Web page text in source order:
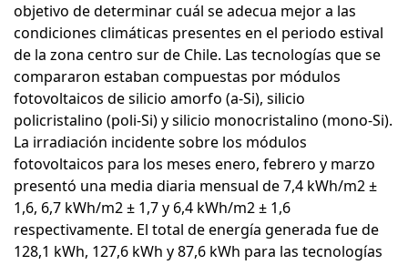
objetivo de determinar cuál se adecua mejor a las
condiciones climáticas presentes en el periodo estival
de la zona centro sur de Chile. Las tecnologías que se
compararon estaban compuestas por módulos
fotovoltaicos de silicio amorfo (a-Si), silicio
policristalino (poli-Si) y silicio monocristalino (mono-Si).
La irradiación incidente sobre los módulos
fotovoltaicos para los meses enero, febrero y marzo
presentó una media diaria mensual de 7,4 kWh/m2 ±
1,6, 6,7 kWh/m2 ± 1,7 y 6,4 kWh/m2 ± 1,6
respectivamente. El total de energía generada fue de
128,1 kWh, 127,6 kWh y 87,6 kWh para las tecnologías